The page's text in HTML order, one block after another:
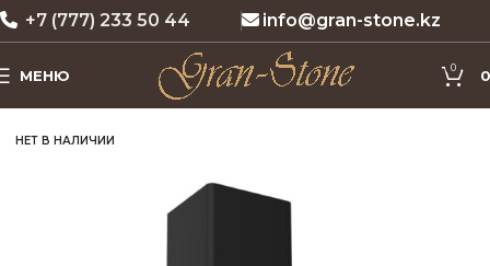
+7 (777) 233 50 44 info@gran-stone.kz
МЕНЮ 0 0
НЕТ В НАЛИЧИИ